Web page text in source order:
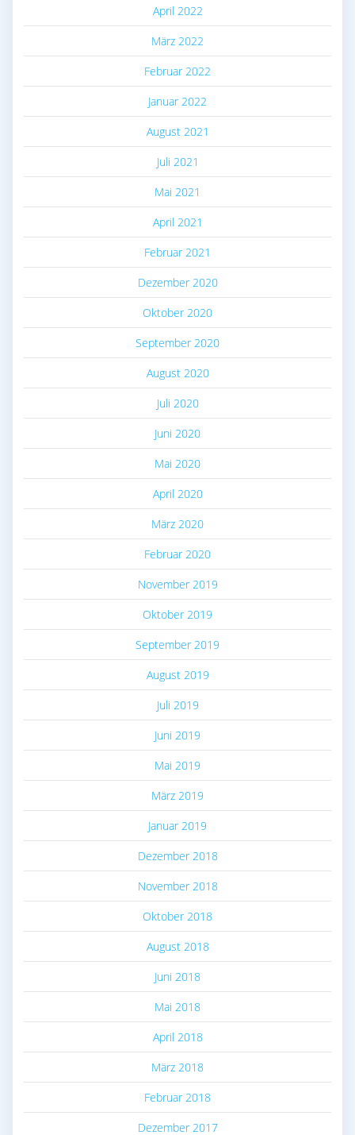
April 2022
März 2022
Februar 2022
Januar 2022
August 2021
Juli 2021
Mai 2021
April 2021
Februar 2021
Dezember 2020
Oktober 2020
September 2020
August 2020
Juli 2020
Juni 2020
Mai 2020
April 2020
März 2020
Februar 2020
November 2019
Oktober 2019
September 2019
August 2019
Juli 2019
Juni 2019
Mai 2019
März 2019
Januar 2019
Dezember 2018
November 2018
Oktober 2018
August 2018
Juni 2018
Mai 2018
April 2018
März 2018
Februar 2018
Dezember 2017